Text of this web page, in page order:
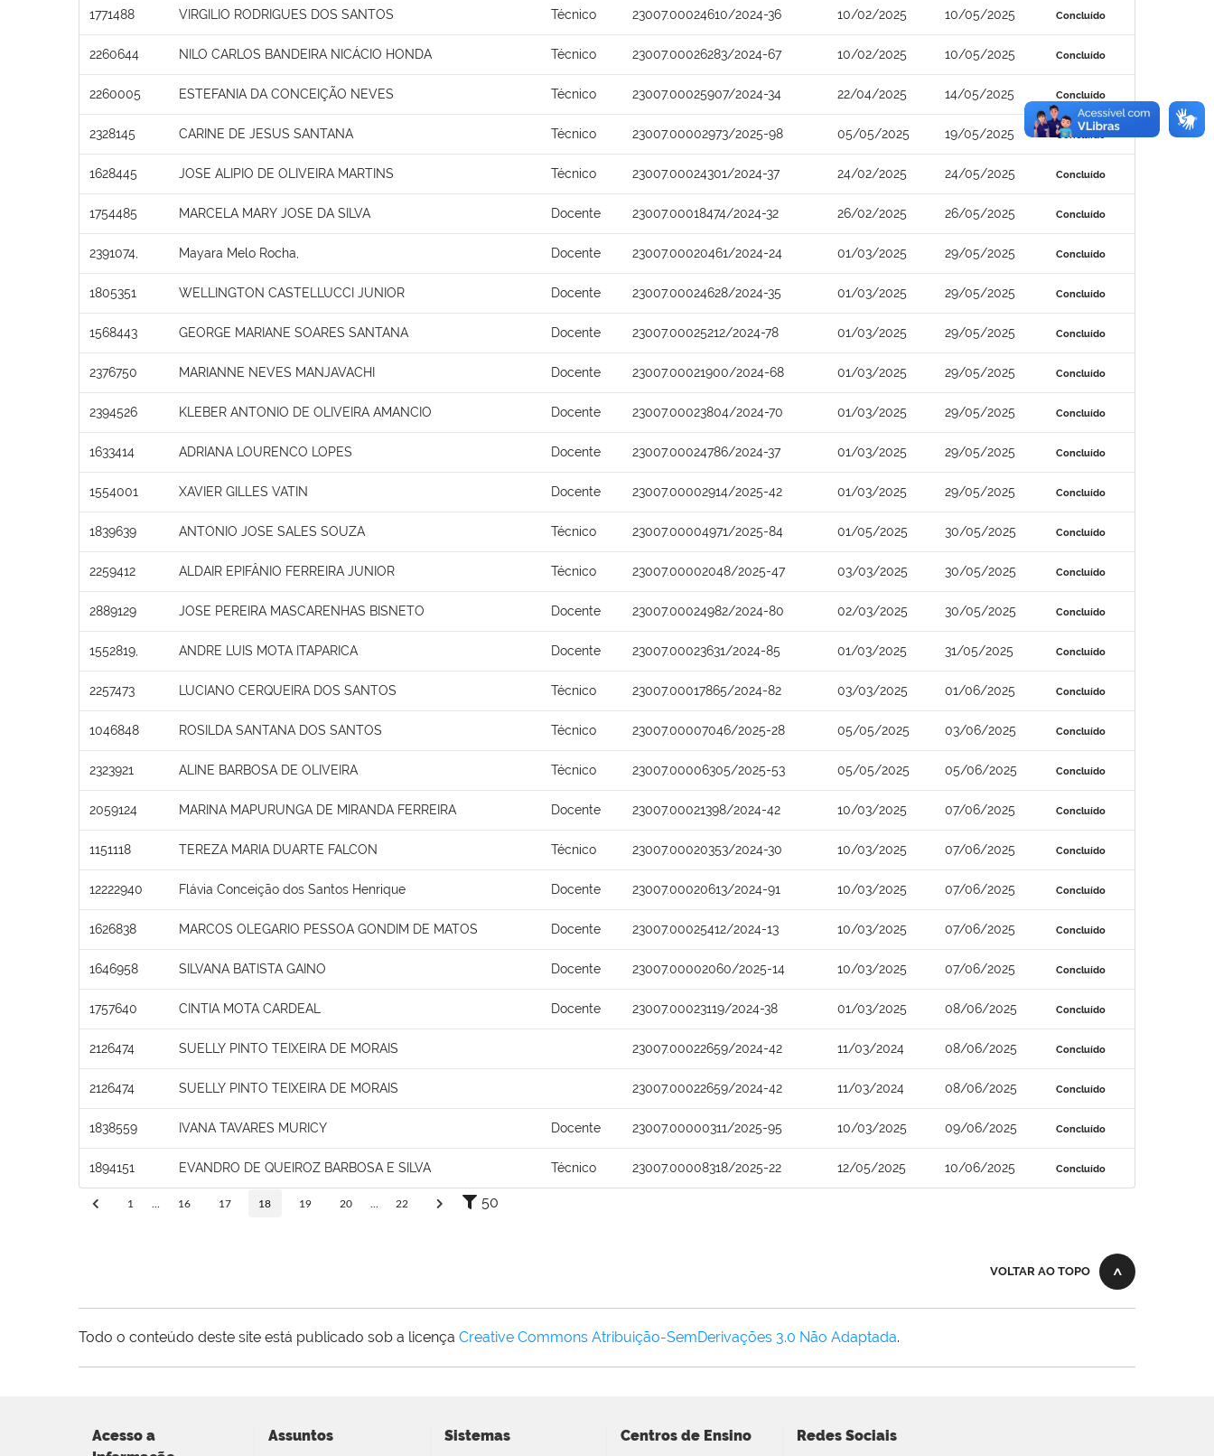
1771488 VIRGILIO RODRIGUES DOS SANTOS Técnico 23007.00024610/2024-36 10/02/2025 10/05/2025 Concluído
2260644 NILO CARLOS BANDEIRA NICÁCIO HONDA Técnico 23007.00026283/2024-67 10/02/2025 10/05/2025 Concluído
2260005 ESTEFANIA DA CONCEIÇÃO NEVES Técnico 23007.00025907/2024-34 22/04/2025 14/05/2025 Concluído
2328145 CARINE DE JESUS SANTANA Técnico 23007.00002973/2025-98 05/05/2025 19/05/2025 Concluído
1628445 JOSE ALIPIO DE OLIVEIRA MARTINS Técnico 23007.00024301/2024-37 24/02/2025 24/05/2025 Concluído
1754485 MARCELA MARY JOSE DA SILVA Docente 23007.00018474/2024-32 26/02/2025 26/05/2025 Concluído
2391074, Mayara Melo Rocha, Docente 23007.00020461/2024-24 01/03/2025 29/05/2025 Concluído
1805351 WELLINGTON CASTELLUCCI JUNIOR Docente 23007.00024628/2024-35 01/03/2025 29/05/2025 Concluído
1568443 GEORGE MARIANE SOARES SANTANA Docente 23007.00025212/2024-78 01/03/2025 29/05/2025 Concluído
2376750 MARIANNE NEVES MANJAVACHI Docente 23007.00021900/2024-68 01/03/2025 29/05/2025 Concluído
2394526 KLEBER ANTONIO DE OLIVEIRA AMANCIO Docente 23007.00023804/2024-70 01/03/2025 29/05/2025 Concluído
1633414 ADRIANA LOURENCO LOPES Docente 23007.00024786/2024-37 01/03/2025 29/05/2025 Concluído
1554001 XAVIER GILLES VATIN Docente 23007.00002914/2025-42 01/03/2025 29/05/2025 Concluído
1839639 ANTONIO JOSE SALES SOUZA Técnico 23007.00004971/2025-84 01/05/2025 30/05/2025 Concluído
2259412 ALDAIR EPIFÂNIO FERREIRA JUNIOR Técnico 23007.00002048/2025-47 03/03/2025 30/05/2025 Concluído
2889129 JOSE PEREIRA MASCARENHAS BISNETO Docente 23007.00024982/2024-80 02/03/2025 30/05/2025 Concluído
1552819, ANDRE LUIS MOTA ITAPARICA Docente 23007.00023631/2024-85 01/03/2025 31/05/2025 Concluído
2257473 LUCIANO CERQUEIRA DOS SANTOS Técnico 23007.00017865/2024-82 03/03/2025 01/06/2025 Concluído
1046848 ROSILDA SANTANA DOS SANTOS Técnico 23007.00007046/2025-28 05/05/2025 03/06/2025 Concluído
2323921 ALINE BARBOSA DE OLIVEIRA Técnico 23007.00006305/2025-53 05/05/2025 05/06/2025 Concluído
2059124 MARINA MAPURUNGA DE MIRANDA FERREIRA Docente 23007.00021398/2024-42 10/03/2025 07/06/2025 Concluído
1151118 TEREZA MARIA DUARTE FALCON Técnico 23007.00020353/2024-30 10/03/2025 07/06/2025 Concluído
12222940 Flávia Conceição dos Santos Henrique Docente 23007.00020613/2024-91 10/03/2025 07/06/2025 Concluído
1626838 MARCOS OLEGARIO PESSOA GONDIM DE MATOS Docente 23007.00025412/2024-13 10/03/2025 07/06/2025 Concluído
1646958 SILVANA BATISTA GAINO Docente 23007.00002060/2025-14 10/03/2025 07/06/2025 Concluído
1757640 CINTIA MOTA CARDEAL Docente 23007.00023119/2024-38 01/03/2025 08/06/2025 Concluído
2126474 SUELLY PINTO TEIXEIRA DE MORAIS 23007.00022659/2024-42 11/03/2024 08/06/2025 Concluído
2126474 SUELLY PINTO TEIXEIRA DE MORAIS 23007.00022659/2024-42 11/03/2024 08/06/2025 Concluído
1838559 IVANA TAVARES MURICY Docente 23007.00000311/2025-95 10/03/2025 09/06/2025 Concluído
1894151 EVANDRO DE QUEIROZ BARBOSA E SILVA Técnico 23007.00008318/2025-22 12/05/2025 10/06/2025 Concluído
1 16 17 18 19 20 22 50
VOLTAR AO TOPO
Todo o conteúdo deste site está publicado sob a licença Creative Commons Atribuição-SemDerivações 3.0 Não Adaptada.
Acesso a
Assuntos Sistemas Centros de Ensino Redes Sociais